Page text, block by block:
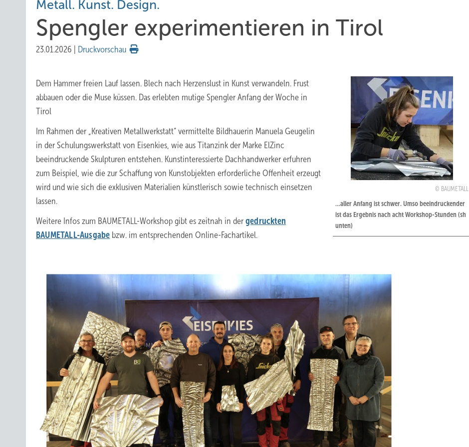
Metall. Kunst. Design.
Spengler experimentieren in Tirol
23.01.2026 Druckvorschau
BAUMETALL
…aller Anfang ist schwer. Umso beeindruckender
ist das Ergebnis nach acht Workshop-Stunden (sh
unten)
Dem Hammer freien Lauf lassen. Blech nach Herzenslust in Kunst verwandeln. Frust
abbauen oder die Muse küssen. Das erlebten mutige Spengler Anfang der Woche in
Tirol
Im Rahmen der „Kreativen Metallwerkstatt“ vermittelte Bildhauerin Manuela Geugelin
in der Schulungswerkstatt von Eisenkies, wie aus Titanzink der Marke ElZinc
beeindruckende Skulpturen entstehen. Kunstinteressierte Dachhandwerker erfuhren
zum Beispiel, wie die zur Schaffung von Kunstobjekten erforderliche Offenheit erzeugt
wird und wie sich die exklusiven Materialien künstlerisch sowie technisch einsetzen
lassen.
Weitere Infos zum BAUMETALL-Workshop gibt es zeitnah in der gedruckten
BAUMETALL-Ausgabe bzw. im entsprechenden Online-Fachartikel.